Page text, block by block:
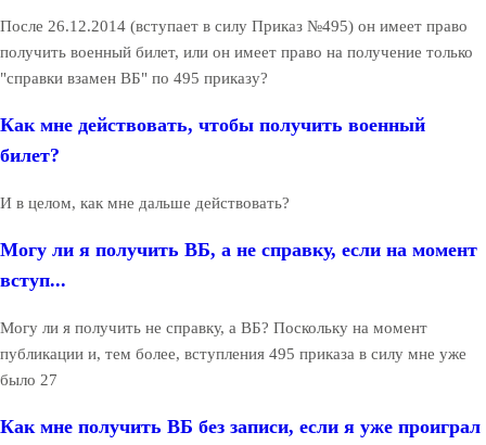
После 26.12.2014 (вступает в силу Приказ №495) он имеет право
получить военный билет, или он имеет право на получение только
"справки взамен ВБ" по 495 приказу?
Как мне действовать, чтобы получить военный
билет?
И в целом, как мне дальше действовать?
Могу ли я получить ВБ, а не справку, если на момент
вступ...
Могу ли я получить не справку, а ВБ? Поскольку на момент
публикации и, тем более, вступления 495 приказа в силу мне уже
было 27
Как мне получить ВБ без записи, если я уже проиграл